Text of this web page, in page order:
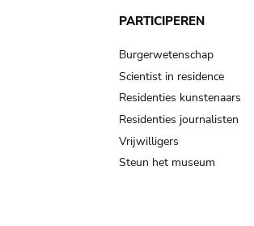
PARTICIPEREN
Burgerwetenschap
Scientist in residence
Residenties kunstenaars
Residenties journalisten
Vrijwilligers
Steun het museum